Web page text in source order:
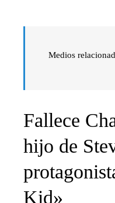
Medios
Fallece
hijo de
Kid»